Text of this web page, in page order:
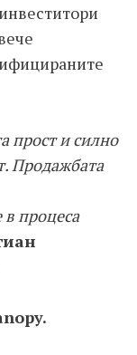
прост и силно
. Продажбата
процеса